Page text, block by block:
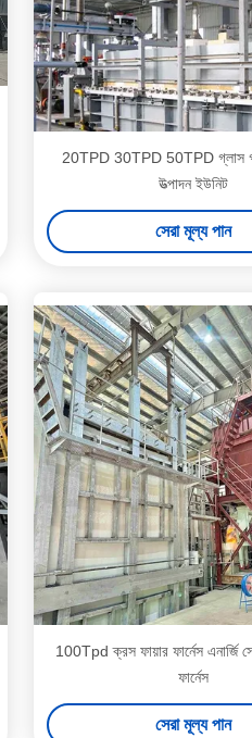
20TPD 30TPD 50TPD গ্লাস
উত্পাদন ইউনিট
সেরা মূল্য পান
100Tpd ক্রস ফায়ার ফার্নেস এনার্জি
ফার্নেস
সেরা মূল্য পান